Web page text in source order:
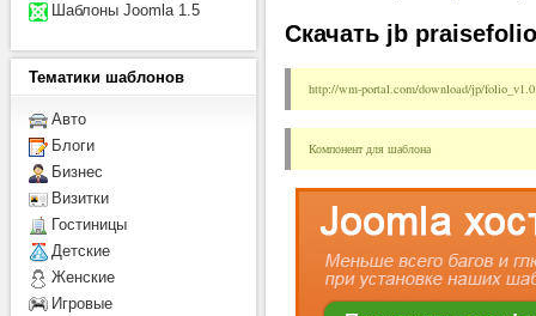
Скачать jb praisefolio
http://wm-portal.com/download/jp/
Компонент для шаблона
Шаблоны Joomla 1.5
Тематики шаблонов
Авто
Блоги
Бизнес
Визитки
Гостиницы
Детcкие
Женские
Игровые